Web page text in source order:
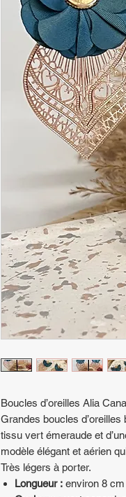
Boucles d’oreilles Alia
Grandes boucles
tissu vert émeraude et
modèle élégant et aérien
Très légers à porter.
Longueur : environ 8 cm